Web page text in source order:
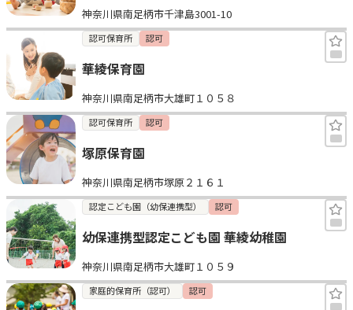
神奈川県南足柄市千津島3001-10
認可保育所 認可
華綾保育園
神奈川県南足柄市大雄町１０５８
認可保育所 認可
塚原保育園
神奈川県南足柄市塚原２１６１
認定こども園（幼保連携型） 認可
幼保連携型認定こども園 華綾幼稚園
神奈川県南足柄市大雄町１０５９
家庭的保育所（認可） 認可